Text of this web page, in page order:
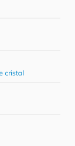
cristal